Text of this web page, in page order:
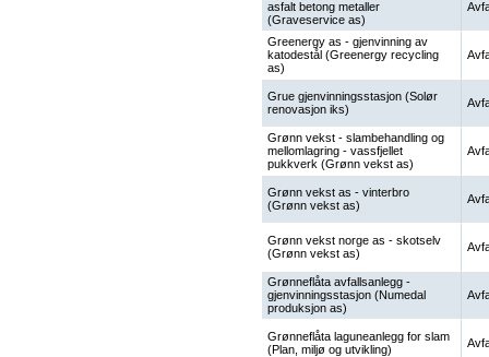
asfalt betong metaller
(Graveservice as)
Greenergy as - gjenvinning av
katodestål (Greenergy recycling
as)
Grue gjenvinningsstasjon (Solør
renovasjon iks)
Grønn vekst - slambehandling og
mellomlagring - vassfjellet
pukkverk (Grønn vekst as)
Grønn vekst as - vinterbro
(Grønn vekst as)
Grønn vekst norge as - skotselv
(Grønn vekst as)
Grønneflåta avfallsanlegg -
gjenvinningsstasjon (Numedal
produksjon as)
Grønneflåta laguneanlegg for slam
(Plan, miljø og utvikling)